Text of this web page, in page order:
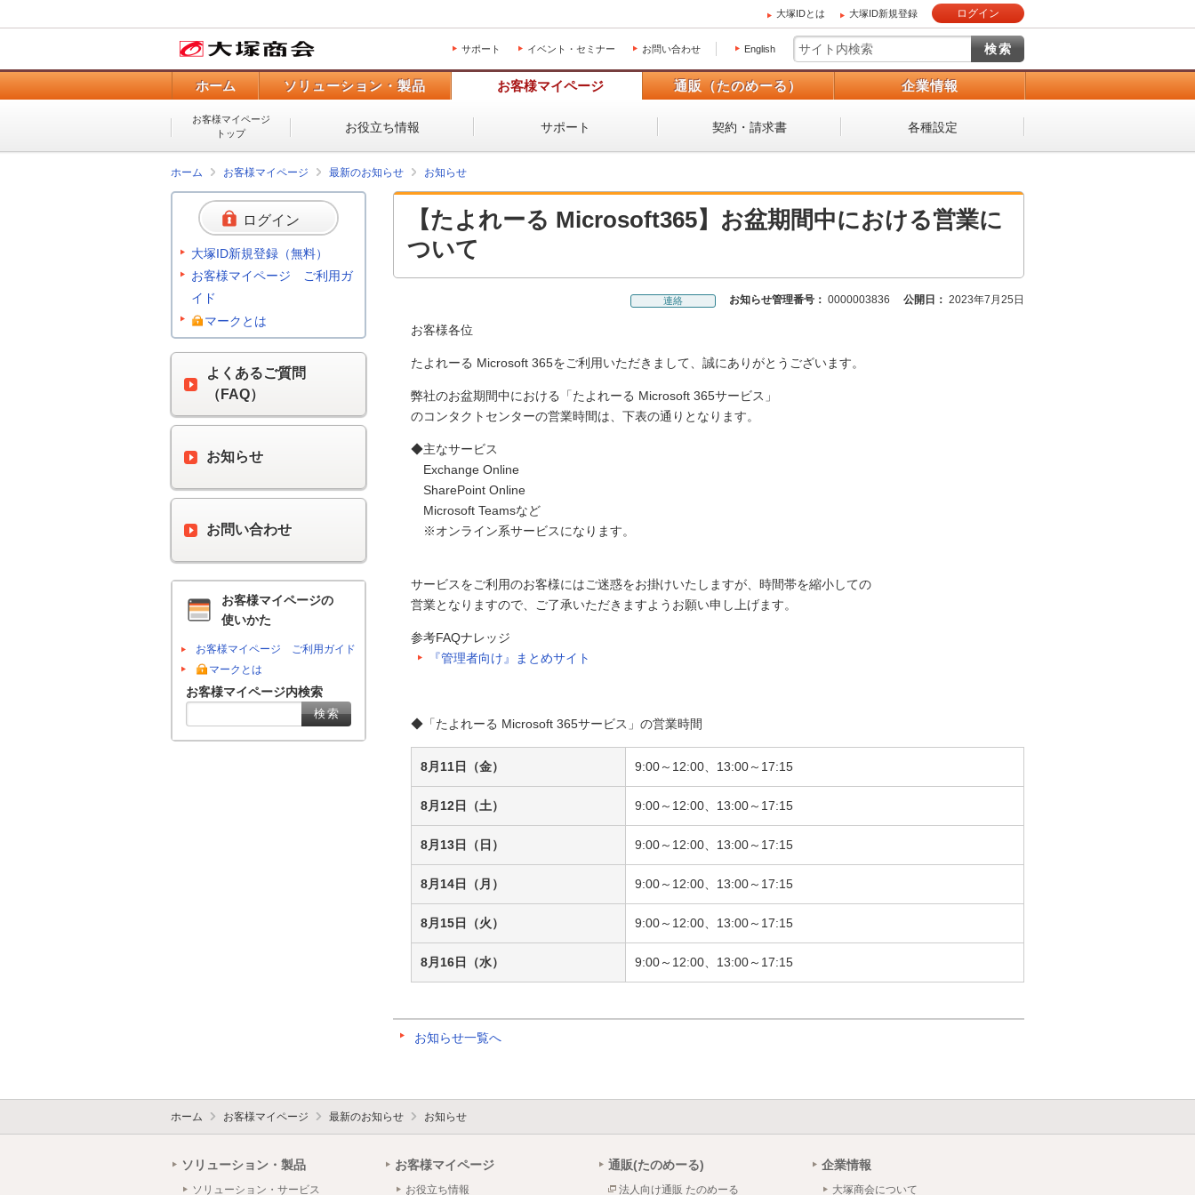
大塚IDとは 大塚ID新規登録 ログイン
サポート イベント・セミナー お問い合わせ English
ホーム ソリューション・製品 お客様マイページ 通販（たのめーる） 企業情報
お客様マイページ
トップ
お役立ち情報 サポート 契約・請求書 各種設定
ホーム お客様マイページ 最新のお知らせ お知らせ
【たよれーる Microsoft365】お盆期間中における営業に
ついて
連絡 お知らせ管理番号： 0000003836 公開日： 2023年7月25日
お客様各位
たよれーる Microsoft 365をご利用いただきまして、誠にありがとうございます。
弊社のお盆期間中における「たよれーる Microsoft 365サービス」
のコンタクトセンターの営業時間は、下表の通りとなります。
◆主なサービス
Exchange Online
SharePoint Online
Microsoft Teamsなど
※オンライン系サービスになります。
サービスをご利用のお客様にはご迷惑をお掛けいたしますが、時間帯を縮小しての
営業となりますので、ご了承いただきますようお願い申し上げます。
参考FAQナレッジ
『管理者向け』まとめサイト
◆「たよれーる Microsoft 365サービス」の営業時間
8月11日（金） 9:00～12:00、13:00～17:15
8月12日（土） 9:00～12:00、13:00～17:15
8月13日（日） 9:00～12:00、13:00～17:15
8月14日（月） 9:00～12:00、13:00～17:15
8月15日（火） 9:00～12:00、13:00～17:15
8月16日（水） 9:00～12:00、13:00～17:15
お知らせ一覧へ
ログイン
大塚ID新規登録（無料）
お客様マイページ ご利用ガ
イド
マークとは
よくあるご質問
（FAQ）
お知らせ
お問い合わせ
お客様マイページの
使いかた
お客様マイページ ご利用ガイド
マークとは
お客様マイページ内検索
ホーム お客様マイページ 最新のお知らせ お知らせ
ソリューション・製品
ソリューション・サービス
お客様マイページ
お役立ち情報
通販(たのめーる)
法人向け通販 たのめーる
企業情報
大塚商会について